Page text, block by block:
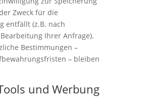
Zweck für die
entfällt (z.B. nach
Ihrer Anfrage).
Bestimmungen –
– bleiben
und Werbung